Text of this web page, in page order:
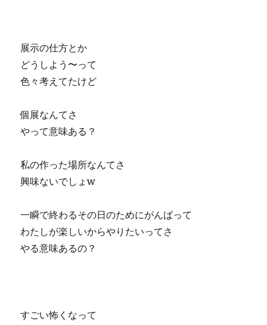
展示の仕方とか
どうしよう〜って
色々考えてたけど
個展なんてさ
やって意味ある？
私の作った場所なんてさ
興味ないでしょw
一瞬で終わるその日のためにがんばって
わたしが楽しいからやりたいってさ
やる意味あるの？
すごい怖くなって